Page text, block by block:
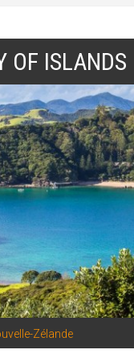
OF ISLANDS
Zélande